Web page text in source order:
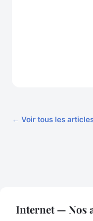
← Voir tous les
Internet — Nos